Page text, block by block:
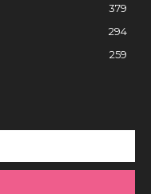
379
294
259